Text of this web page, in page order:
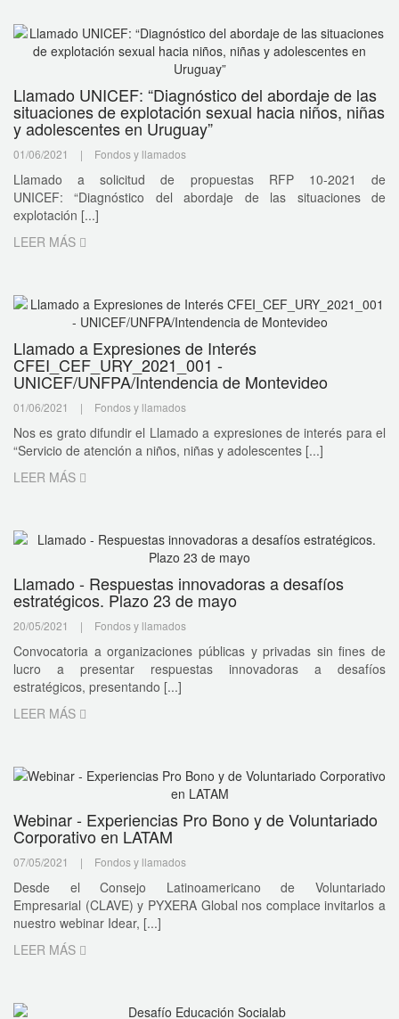
Llamado UNICEF: “Diagnóstico del abordaje de las
situaciones de explotación sexual hacia niños, niñas
y adolescentes en Uruguay”
01/06/2021 | Fondos y llamados
Llamado a solicitud de propuestas RFP 10-2021 de
UNICEF: “Diagnóstico del abordaje de las situaciones de
explotación [...]
LEER MÁS
Llamado a Expresiones de Interés
CFEI_CEF_URY_2021_001 -
UNICEF/UNFPA/Intendencia de Montevideo
01/06/2021 | Fondos y llamados
Nos es grato difundir el Llamado a expresiones de interés para el
“Servicio de atención a niños, niñas y adolescentes [...]
LEER MÁS
Llamado - Respuestas innovadoras a desafíos
estratégicos. Plazo 23 de mayo
20/05/2021 | Fondos y llamados
Convocatoria a organizaciones públicas y privadas sin fines de
lucro a presentar respuestas innovadoras a desafíos
estratégicos, presentando [...]
LEER MÁS
Webinar - Experiencias Pro Bono y de Voluntariado
Corporativo en LATAM
07/05/2021 | Fondos y llamados
Desde el Consejo Latinoamericano de Voluntariado
Empresarial (CLAVE) y PYXERA Global nos complace invitarlos a
nuestro webinar Idear, [...]
LEER MÁS